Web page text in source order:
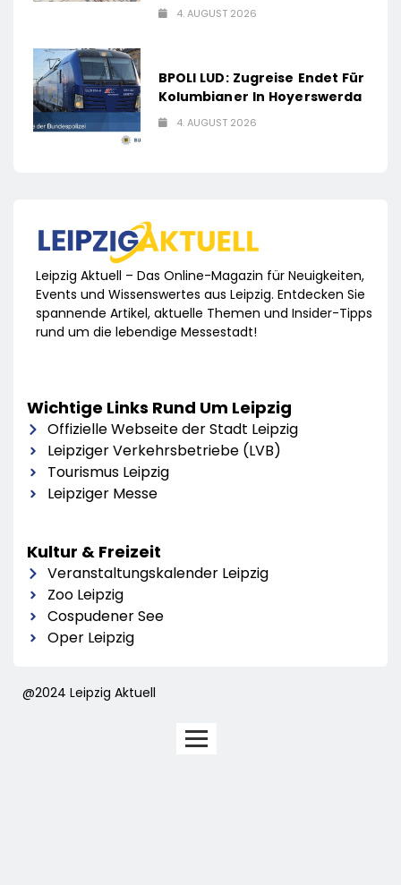
4. AUGUST 2026
BPOLI LUD: Zugreise Endet Für
Kolumbianer In Hoyerswerda
4. AUGUST 2026
Leipzig Aktuell – Das Online-Magazin für Neuigkeiten,
Events und Wissenswertes aus Leipzig. Entdecken Sie
spannende Artikel, aktuelle Themen und Insider-Tipps
rund um die lebendige Messestadt!
Wichtige Links Rund Um Leipzig
Offizielle Webseite der Stadt Leipzig
Leipziger Verkehrsbetriebe (LVB)
Tourismus Leipzig
Leipziger Messe
Kultur & Freizeit
Veranstaltungskalender Leipzig
Zoo Leipzig
Cospudener See
Oper Leipzig
@2024 Leipzig Aktuell